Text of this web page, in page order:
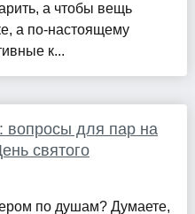
а чтобы вещь
а по-настоящему
к...
вопросы для пар на
святого
по душам? Думаете,